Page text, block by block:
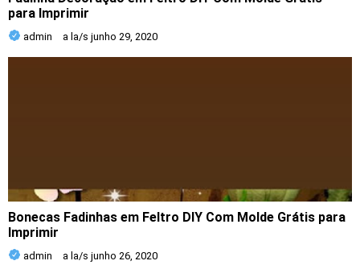
para Imprimir
admin a la/s junho 29, 2020
Bonecas Fadinhas em Feltro DIY Com Molde Grátis para
Imprimir
admin a la/s junho 26, 2020